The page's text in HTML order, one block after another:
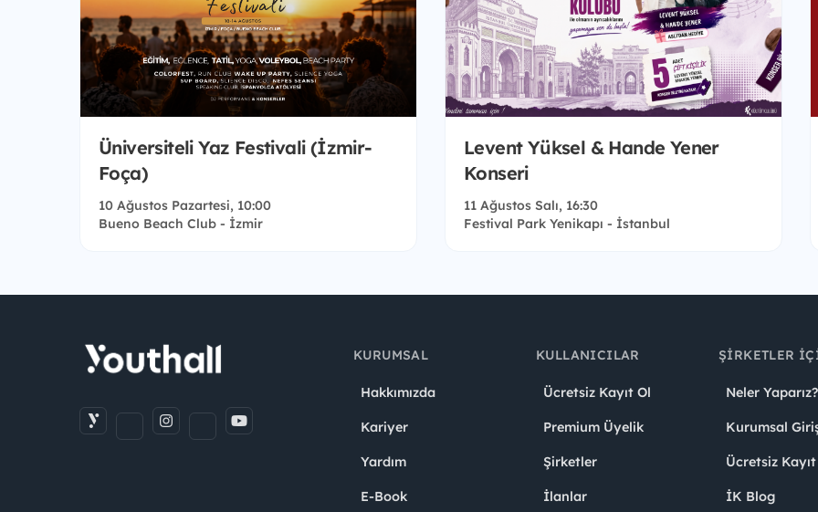
Üniversiteli Yaz Festivali (İzmir-
Foça)
10 Ağustos Pazartesi, 10:00
Bueno Beach Club - İzmir
Levent Yüksel & Hande Yener
Konseri
11 Ağustos Salı, 16:30
Festival Park Yenikapı - İstanbul
KURUMSAL
Hakkımızda
Kariyer
Yardım
E-Book
KULLANICILAR
Ücretsiz Kayıt Ol
Premium Üyelik
Şirketler
İlanlar
ŞIRKETLER
Neler Yaparız?
Kurumsal
Ücretsiz
İK Blog